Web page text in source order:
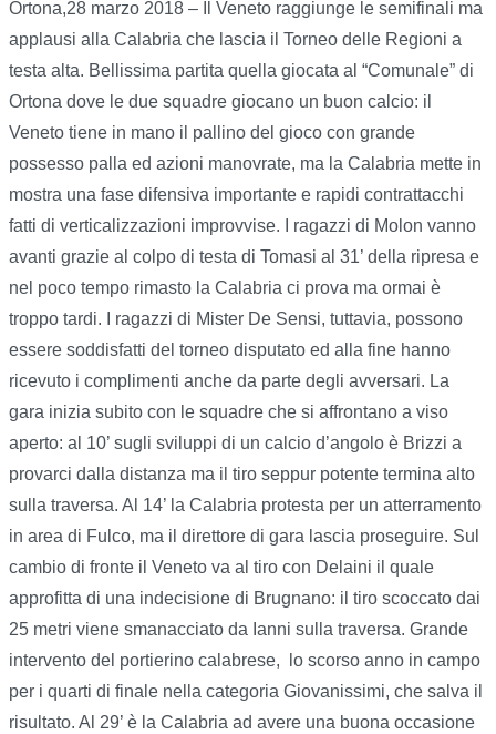
Ortona,28 marzo 2018 – Il Veneto raggiunge le semifinali ma
applausi alla Calabria che lascia il Torneo delle Regioni a
testa alta. Bellissima partita quella giocata al “Comunale” di
Ortona dove le due squadre giocano un buon calcio: il
Veneto tiene in mano il pallino del gioco con grande
possesso palla ed azioni manovrate, ma la Calabria mette in
mostra una fase difensiva importante e rapidi contrattacchi
fatti di verticalizzazioni improvvise. I ragazzi di Molon vanno
avanti grazie al colpo di testa di Tomasi al 31’ della ripresa e
nel poco tempo rimasto la Calabria ci prova ma ormai è
troppo tardi. I ragazzi di Mister De Sensi, tuttavia, possono
essere soddisfatti del torneo disputato ed alla fine hanno
ricevuto i complimenti anche da parte degli avversari. La
gara inizia subito con le squadre che si affrontano a viso
aperto: al 10’ sugli sviluppi di un calcio d’angolo è Brizzi a
provarci dalla distanza ma il tiro seppur potente termina alto
sulla traversa. Al 14’ la Calabria protesta per un atterramento
in area di Fulco, ma il direttore di gara lascia proseguire. Sul
cambio di fronte il Veneto va al tiro con Delaini il quale
approfitta di una indecisione di Brugnano: il tiro scoccato dai
25 metri viene smanacciato da Ianni sulla traversa. Grande
intervento del portierino calabrese, lo scorso anno in campo
per i quarti di finale nella categoria Giovanissimi, che salva il
risultato. Al 29’ è la Calabria ad avere una buona occasione